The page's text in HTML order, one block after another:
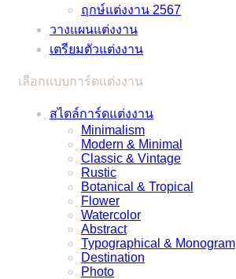
แก้
ปัญหา
ยุ่งๆ
ง่ายๆ
ฤกษ์แต่งงาน 2567
วางแผนแต่งงาน
เตรียมตัวแต่งงาน
เลือกแบบการ์ดแต่งงาน
สไตล์การ์ดแต่งงาน
Minimalism
Modern & Minimal
Classic & Vintage
Rustic
Botanical & Tropical
Flower
Watercolor
Abstract
Typographical & Monogram
Destination
Photo